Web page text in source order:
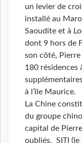
un levier de
installé au
Saoudite et à
dont 9 hors de
son côté,
180 résidences
à l’île Maurice.
La Chine
du groupe
capital de
oubliés. SITI